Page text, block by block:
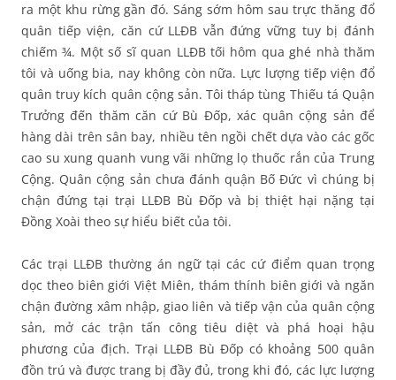
ra một khu rừng gần đó. Sáng sớm hôm sau trực thăng đổ
quân tiếp viện, căn cứ LLĐB vẫn đứng vững tuy bị đánh
chiếm ¾. Một số sĩ quan LLĐB tối hôm qua ghé nhà thăm
tôi và uống bia, nay không còn nữa. Lực lượng tiếp viện đổ
quân truy kích quân cộng sản. Tôi tháp tùng Thiếu tá Quận
Trưởng đến thăm căn cứ Bù Đốp, xác quân cộng sản để
hàng dài trên sân bay, nhiều tên ngồi chết dựa vào các gốc
cao su xung quanh vung vãi những lọ thuốc rắn của Trung
Cộng. Quân cộng sản chưa đánh quận Bố Đức vì chúng bị
chận đứng tại trại LLĐB Bù Đốp và bị thiệt hại nặng tại
Đồng Xoài theo sự hiểu biết của tôi.
Các trại LLĐB thường án ngữ tại các cứ điểm quan trọng
dọc theo biên giới Việt Miên, thám thính biên giới và ngăn
chận đường xâm nhập, giao liên và tiếp vận của quân cộng
sản, mở các trận tấn công tiêu diệt và phá hoại hậu
phương của địch. Trại LLĐB Bù Đốp có khoảng 500 quân
đồn trú và được trang bị đầy đủ, trong khi đó, các lực lượng